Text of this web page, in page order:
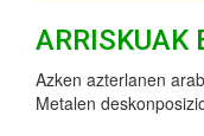
ARRISKUAK
Azken azterlanen
Metalen